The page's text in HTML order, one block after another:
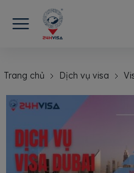
Trang chủ Dịch vụ visa